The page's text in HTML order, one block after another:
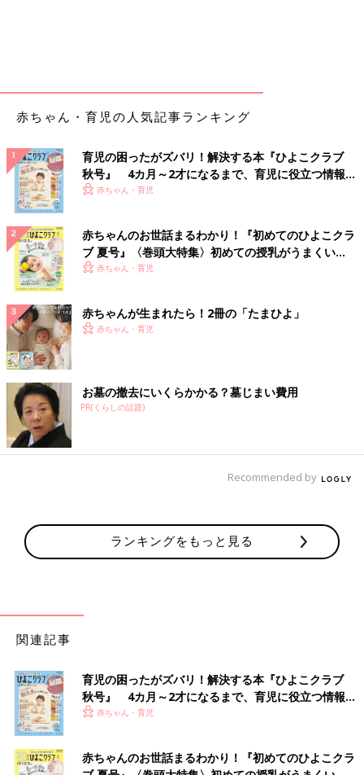
赤ちゃん・育児の人気記事ランキング
育児の困ったがズバリ！解決する本『ひよこクラブ
秋号』 4カ月～2才になるまで、育児に役立つ情報が
いっぱい！
赤ちゃん・育児
赤ちゃんのお世話まるわかり！『初めてのひよこクラ
ブ 夏号』〈巻頭大特集〉初めての授乳がうまくい
く！ おっぱい・ミルクの基本と夏のトラブル 解決テ
赤ちゃん・育児
赤ちゃんが生まれたら！2冊の「たまひよ」
赤ちゃん・育児
お墓の撤去にいくらかかる？墓じまい費用
PR(くらしの話題)
Recommended by
ランキングをもっと見る
関連記事
育児の困ったがズバリ！解決する本『ひよこクラブ
秋号』 4カ月～2才になるまで、育児に役立つ情報が
いっぱい！
赤ちゃん・育児
赤ちゃんのお世話まるわかり！『初めてのひよこクラ